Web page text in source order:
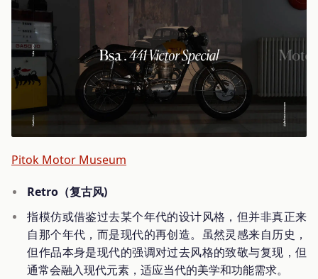
Pitok Motor Museum
Retro（复古风)
指模仿或借鉴过去某个年代的设计风格，但并非真正来
自那个年代，而是现代的再创造。虽然灵感来自历史，
但作品本身是现代的强调对过去风格的致敬与复现，但
通常会融入现代元素，适应当代的美学和功能需求。